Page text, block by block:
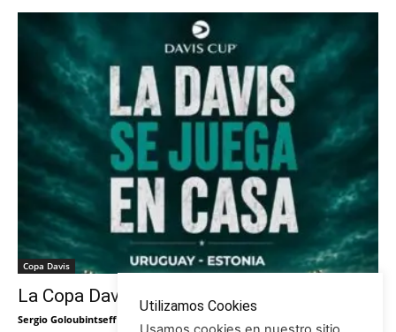
Copa Davis
La Copa Davis vuelve al Círculo
Sergio Goloubintseff
Utilizamos Cookies